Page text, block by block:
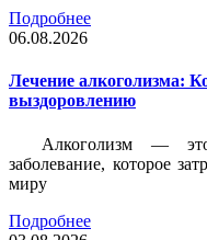
Подробнее
06.08.2026
Лечение алкоголизма:
выздоровлению
Алкоголизм — это
заболевание, которое
миру
Подробнее